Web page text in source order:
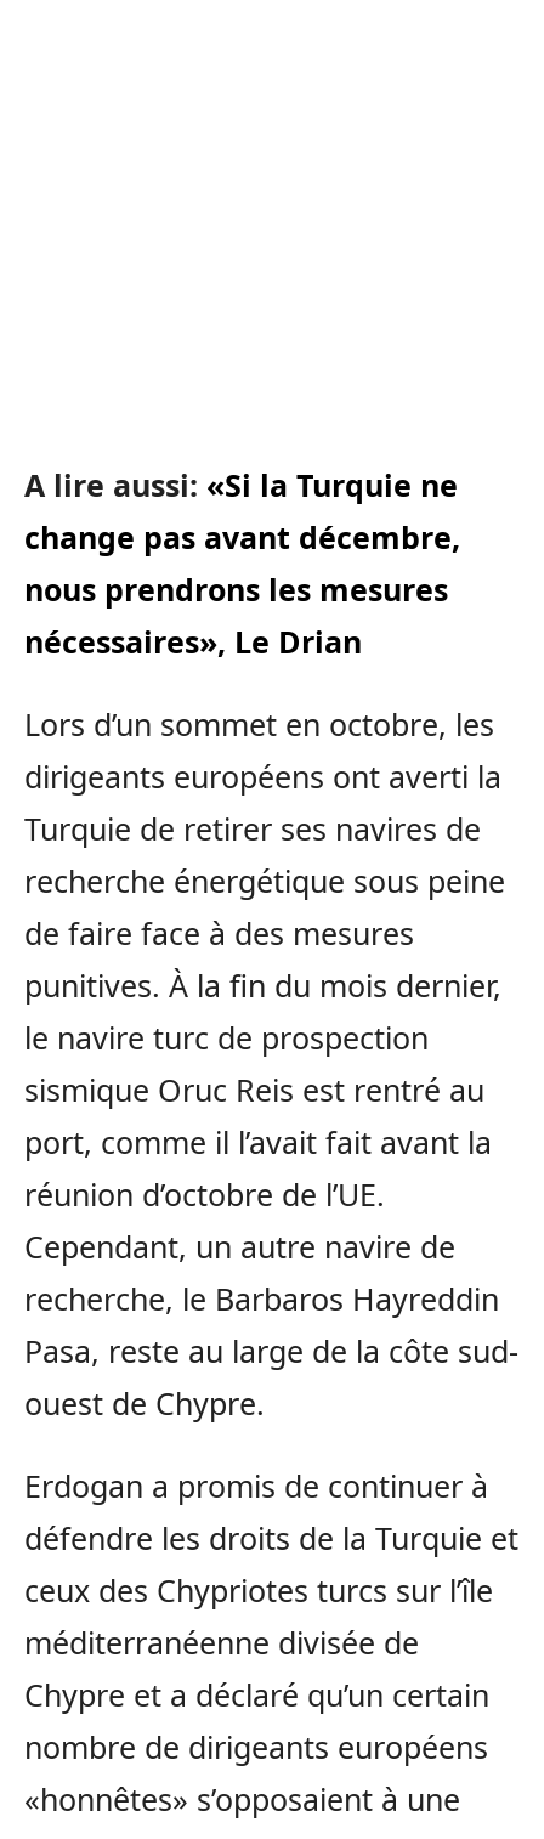
A lire aussi: «Si la Turquie ne
change pas avant décembre,
nous prendrons les mesures
nécessaires», Le Drian
Lors d’un sommet en octobre, les
dirigeants européens ont averti la
Turquie de retirer ses navires de
recherche énergétique sous peine
de faire face à des mesures
punitives. À la fin du mois dernier,
le navire turc de prospection
sismique Oruc Reis est rentré au
port, comme il l’avait fait avant la
réunion d’octobre de l’UE.
Cependant, un autre navire de
recherche, le Barbaros Hayreddin
Pasa, reste au large de la côte sud-
ouest de Chypre.
Erdogan a promis de continuer à
défendre les droits de la Turquie et
ceux des Chypriotes turcs sur l’île
méditerranéenne divisée de
Chypre et a déclaré qu’un certain
nombre de dirigeants européens
«honnêtes» s’opposaient à une